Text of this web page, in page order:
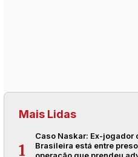
Mais Lidas
1
Caso Naskar: Ex-jogador
Brasileira está entre